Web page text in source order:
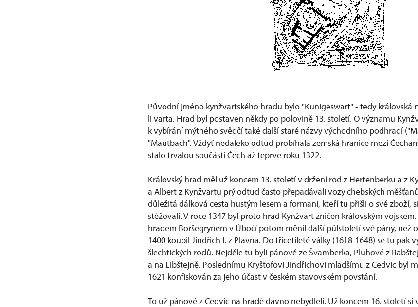
Původní jméno kynžvartského hradu bylo "Kunigeswart" - tedy královská
li varta. Hrad byl postaven někdy po polovině 13. století. O významu
k vybírání mýtného svědčí také další staré názvy východního podhradí
"Mautbach". Vždyť nedaleko odtud probíhala zemská hranice mezi
stalo trvalou součástí Čech až teprve roku 1322.
Královský hrad měl už koncem 13. století v držení rod z Hertenberku a z
a Albert z Kynžvartu prý odtud často přepadávali vozy chebských
důležitá dálková cesta hustým lesem a formani, kteří tu přišli o své zboží,
stěžovali. V roce 1347 byl proto hrad Kynžvart zničen královským
hradem Boršegrynem v Úbočí potom měnil další půlstoletí své pány, než
1400 koupil Jindřich I. z Plavna. Do třicetileté války (1618-1648) se tu pak
šlechtických rodů. Nejdéle tu byli pánové ze Švamberka, Pluhové z
a na Libštejně. Poslednímu Kryštofovi Jindřichovi mladšímu z Cedvic byl
1621 konfiskován za jeho účast v českém stavovském povstání.
To už pánové z Cedvic na hradě dávno nebydleli. Už koncem 16. století si